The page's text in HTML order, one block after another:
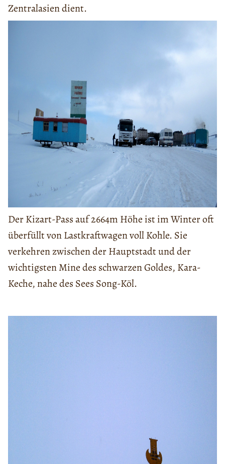
Zentralasien dient.
Der Kizart-Pass auf 2664m Höhe ist im Winter oft
überfüllt von Lastkraftwagen voll Kohle. Sie
verkehren zwischen der Hauptstadt und der
wichtigsten Mine des schwarzen Goldes, Kara-
Keche, nahe des Sees Song-Köl.